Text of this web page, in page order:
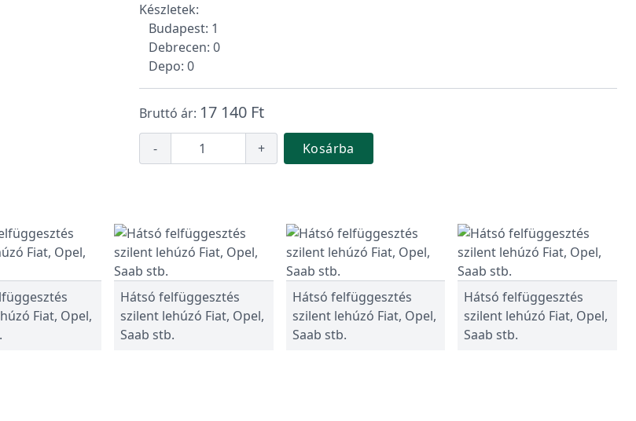
Készletek:
Budapest: 1
Debrecen: 0
Depo: 0
Bruttó ár: 17 140 Ft
- + Kosárba
Fiat, Opel,
Hátsó felfüggesztés
szilent lehúzó Fiat, Opel,
Saab stb.
Hátsó felfüggesztés
szilent lehúzó Fiat, Opel,
Saab stb.
Hátsó felfüggesztés
szilent lehúzó Fiat, Opel,
Saab stb.